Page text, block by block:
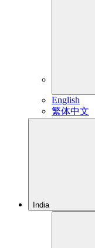
English
繁体中文
India